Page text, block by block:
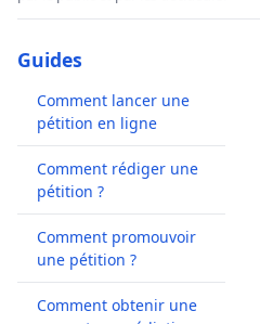
Guides
Comment lancer une
pétition en ligne
Comment rédiger une
pétition ?
Comment promouvoir
une pétition ?
Comment obtenir une